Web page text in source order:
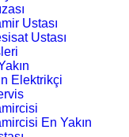
Ustası
Ustası
Elektrikçi
En Yakın